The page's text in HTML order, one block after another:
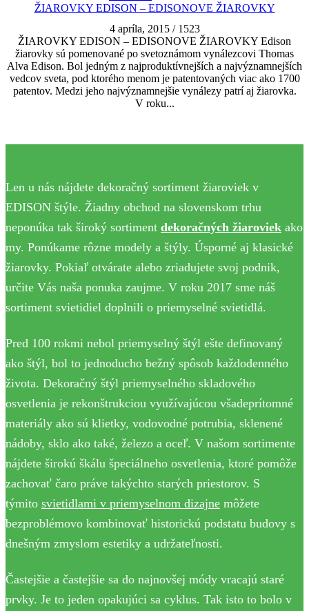
ŽIAROVKY EDISON – EDISONOVE ŽIAROVKY
4 apríla, 2015 / 1523
ŽIAROVKY EDISON – EDISONOVE ŽIAROVKY Edison
žiarovky sú pomenované po svetoznámom vynálezcovi Thomas
Alva Edison. Bol jedným z najproduktívnejších a najvýznamnejších
vedcov sveta, pod ktorého menom je patentovaných viac ako 1700
patentov. Medzi jeho najvýznamnejšie vynálezy patrí aj žiarovka.
V roku...
Len u nás nájdete dekoračný sortiment žiaroviek v
EDISON štýle. Žiadny obchod na slovenskom trhu
neponúka tak široký sortiment dekoračných žiaroviek ako
my. Ponúkame rôzne modely a štýly. Úsporné aj klasické
žiarovky. Pokiaľ otvárate alebo zriadujete svoj podnik,
určite Vás naša ponuka zaujme. V roku 2017 sme náš
sortiment svietidiel doplnili o priemyselné svietidlá.
Pred 100 rokmi nebol priemyselný štýl ešte definovaný
ako štýl, bol to jednoducho bežný spôsob každodenného
života. Dekoračný štýl priemyselného skladového
osvetlenia je rekonštrukciou využívajúcou všadeprítomné
materiály ako sú klietky, vodovodné potrubia, sklenené
nádoby, sklo ako také, železo a oceľ. V našom sortimente
nájdete širokú škálu špeciálneho osvetlenia, ktoré pomôže
zachovať čaro práve takýchto starých priestorov. S
týmito svietidlami v priemyselnom dizajne môžete
bezproblémovo kombinovať historickú podstatu budovy s
dnešným zmyslom estetiky a udržateľnosti.
Častejšie a častejšie sa do najnovšej módy vracajú staré
prvky. Je to jeden opakujúci sa cyklus. Tak isto to bolo v